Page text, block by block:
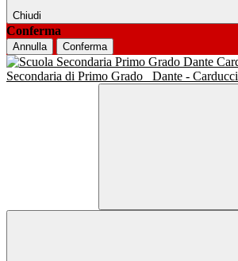
Chiudi
Conferma
Annulla Conferma
Secondaria di Primo Grado
Dante - Carducci